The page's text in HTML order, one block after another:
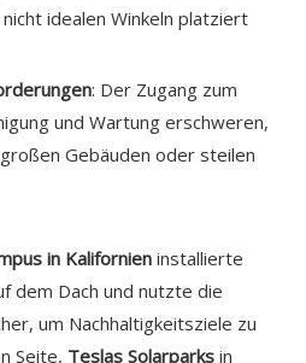
idealen Winkeln platziert
: Der Zugang zum
und Wartung erschweren,
Gebäuden oder steilen
in Kalifornieninstallierte
dem Dach und nutzte die
um Nachhaltigkeitsziele zu
Seite, Teslas Solarparks in